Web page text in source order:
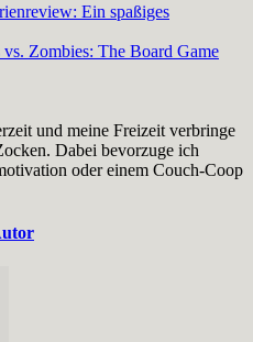
Ein spaßiges
Zombies: The Board Game
und meine Freizeit verbringe
Dabei bevorzuge ich
oder einem Couch-Coop